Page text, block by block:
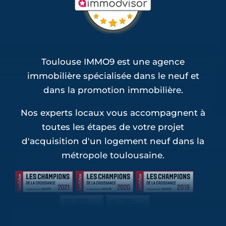
Toulouse IMMO9 est une agence
immobilière spécialisée dans le neuf et
dans la promotion immobilière.
Nos experts locaux vous accompagnent à
toutes les étapes de votre projet
d'acquisition d'un logement neuf dans la
métropole toulousaine.